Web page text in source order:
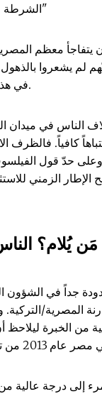
الشرطة معنا، مَن نحارب إذاً؟"
يتفاجأ معظم
لم يشعروا
في هذه الأوقات الاستثنائية.
الناس في ميدان
كافياً. فالظرف
وعلى حدّ قول
الزمني
مَن يُلام؟
جداً في الشؤون
المصرية/
من الخبرة
تركيا في عام 2016؟
إلى درجة عالية من